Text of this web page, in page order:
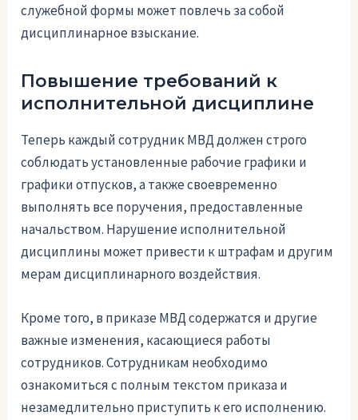
служебной формы может повлечь за собой
дисциплинарное взыскание.
Повышение требований к
исполнительной дисциплине
Теперь каждый сотрудник МВД должен строго
соблюдать установленные рабочие графики и
графики отпусков, а также своевременно
выполнять все поручения, предоставленные
начальством. Нарушение исполнительной
дисциплины может привести к штрафам и другим
мерам дисциплинарного воздействия.
Кроме того, в приказе МВД содержатся и другие
важные изменения, касающиеся работы
сотрудников. Сотрудникам необходимо
ознакомиться с полным текстом приказа и
незамедлительно приступить к его исполнению.